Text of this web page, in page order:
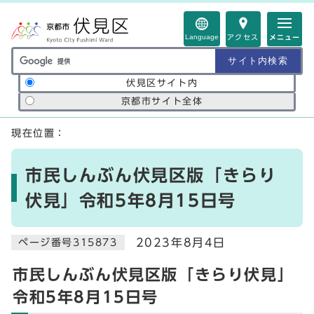
Language アクセス メニュー
サイト内検索の範囲
伏見区サイト内
京都市サイト全体
ここから本文です
現在位置：
市民しんぶん伏見区版「きらり
伏見」令和5年8月15日号
ページ番号315873 2023年8月4日
市民しんぶん伏見区版「きらり伏見」
令和5年8月15日号